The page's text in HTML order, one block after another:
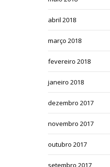
abril 2018
março 2018
fevereiro 2018
janeiro 2018
dezembro 2017
novembro 2017
outubro 2017
setembro 2017